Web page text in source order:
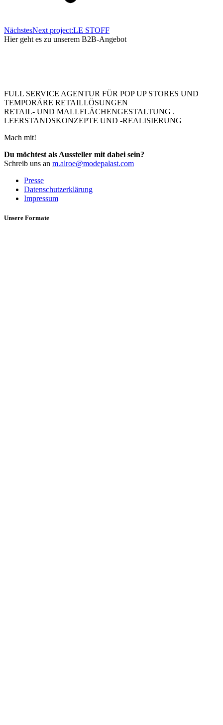
NächstesNext project:LE STOFF
Hier geht es zu unserem B2B-Angebot
FULL SERVICE AGENTUR FÜR POP UP STORES UND
TEMPORÄRE RETAILLÖSUNGEN
RETAIL- UND MALLFLÄCHENGESTALTUNG .
LEERSTANDSKONZEPTE UND -REALISIERUNG
Mach mit!
Du möchtest als Aussteller mit dabei sein?
Schreib uns an m.alroe@modepalast.com
Presse
Datenschutzerklärung
Impressum
Unsere Formate